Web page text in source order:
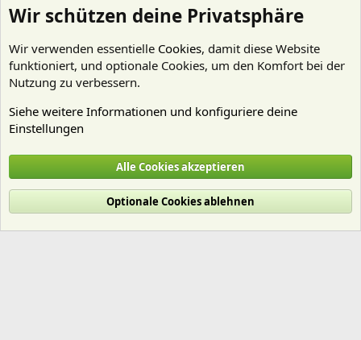
Cookies
Deutsch (Du)
Nutzungsbedingungen
Datenschutz Hilfe und Impressum
R
Wir schützen deine Privatsphäre
Wir verwenden essentielle Cookies, damit diese Website
funktioniert, und optionale Cookies, um den Komfort bei der
Nutzung zu verbessern.
Siehe weitere Informationen und konfiguriere deine
Einstellungen
Alle Cookies akzeptieren
Optionale Cookies ablehnen